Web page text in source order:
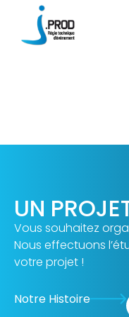
UN
Vous souhaitez
Nous effectuons
votre projet !
Notre Histoire